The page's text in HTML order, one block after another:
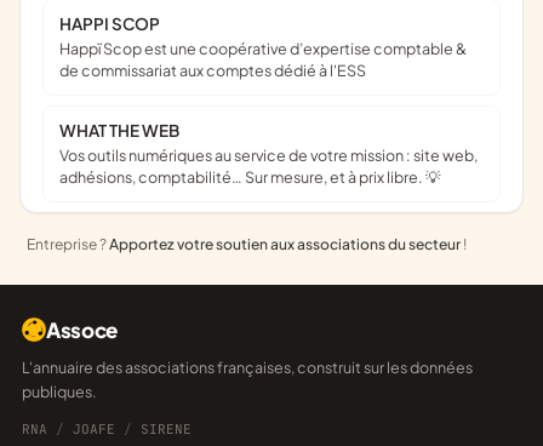
HAPPI SCOP
Happï Scop est une coopérative d’expertise comptable &
de commissariat aux comptes dédié à l'ESS
WHAT THE WEB
Vos outils numériques au service de votre mission : site web,
adhésions, comptabilité… Sur mesure, et à prix libre. 💡
Entreprise ?Apportez votre soutien aux associations du secteur !
Assoce
L'annuaire des associations françaises, construit sur les données
publiques.
RNA / JOAFE / SIRENE